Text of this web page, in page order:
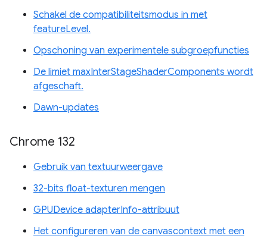
Schakel de compatibiliteitsmodus in met
featureLevel.
Opschoning van experimentele subgroepfuncties
De limiet maxInterStageShaderComponents wordt
afgeschaft.
Dawn-updates
Chrome 132
Gebruik van textuurweergave
32-bits float-texturen mengen
GPUDevice adapterInfo-attribuut
Het configureren van de canvascontext met een